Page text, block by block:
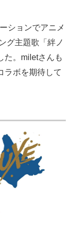
ションでアニメ
グ主題歌「絆ノ
た。miletさんも
ラボを期待して